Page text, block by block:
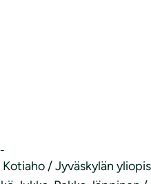
Luonnon
kertovat,
/ Jyväskylän